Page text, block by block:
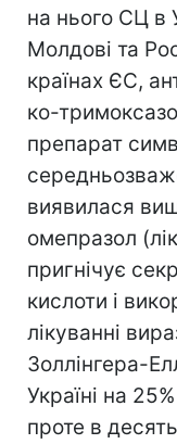
на нього СЦ в
Молдові та
країнах ЄС,
ко-
препарат
виявилася
омепразол
пригнічує
кислоти і
лікуванні
Золлінгера-
Україні на
проте в